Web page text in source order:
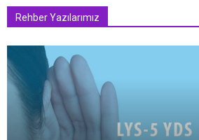
Rehber Yazılarımız